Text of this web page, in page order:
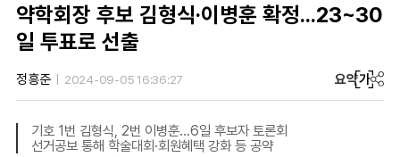
약학회장 후보 김형식·이병훈 확정...23~30
일 투표로 선출
정흥준 2024-09-05 16:36:27 요약가
기호 1번 김형식, 2번 이병훈...6일 후보자 토론회
선거공보 통해 학술대회·회원혜택 강화 등 공약